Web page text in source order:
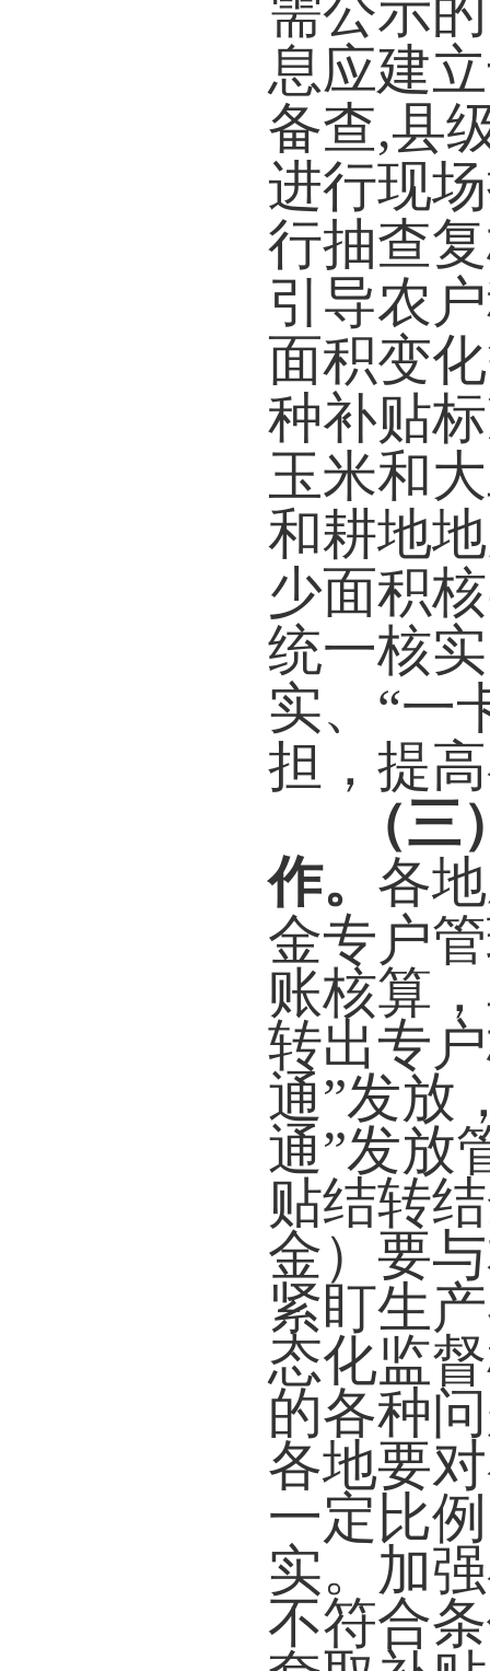
需公示
息应建
备查,县
进行现
行抽查
引导农
面积变
种补贴
玉米和
和耕地
少面积
统一核
实、“一
担，提
（三
作。 各
金专户
账核算
转出专
通”发放
通”发放
贴结转
金）要
紧盯生
态化监
的各种
各地要
一定比
实。加
不符合